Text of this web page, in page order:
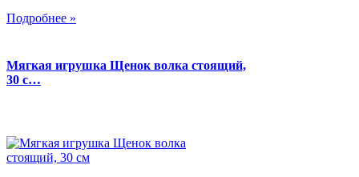
Подробнее »
Мягкая игрушка Щенок волка стоящий,
30 с…